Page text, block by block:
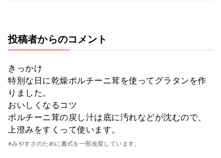
投稿者からのコメント
きっかけ
特別な日に乾燥ポルチーニ茸を使ってグラタンを作
りました。
おいしくなるコツ
ポルチーニ茸の戻し汁は底に汚れなどが沈むので、
上澄みをすくって使います。
※みやすさのために書式を一部改変しています。